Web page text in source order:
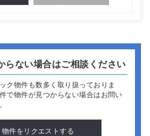
らない場合はご相談ください
ク物件も数多く取り扱っておりま
で物件が見つからない場合はお問い
物件をリクエストする